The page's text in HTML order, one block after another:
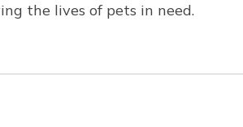
the lives of pets in need.